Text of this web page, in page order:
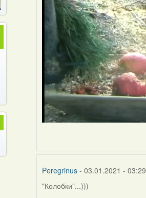
Peregrinus - 03.01.2021 - 03:29
"Колобки"...)))